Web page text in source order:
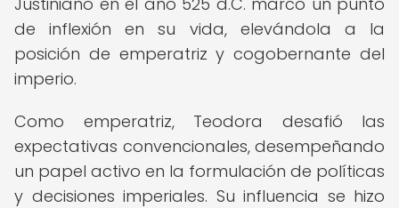
de inflexión en su vida, elevándola a la
posición de emperatriz y cogobernante del
imperio.
Como emperatriz, Teodora desafió las
expectativas convencionales, desempeñando
un papel activo en la formulación de políticas
y decisiones imperiales. Su influencia se hizo